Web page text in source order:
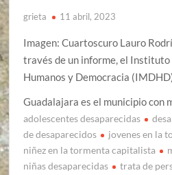
grieta 11 abril, 2023
Imagen: Cuartoscuro Lauro
través de un informe, el
Humanos y Democracia
Guadalajara es el municipio con
adolescentes desaparecidas
de desaparecidos
jovenes en la
niñez en la tormenta capitalista
niñas desaparecidas
trata de